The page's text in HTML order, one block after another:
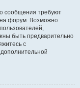
сообщения требуют
на форум. Возможно
быть предварительно
с